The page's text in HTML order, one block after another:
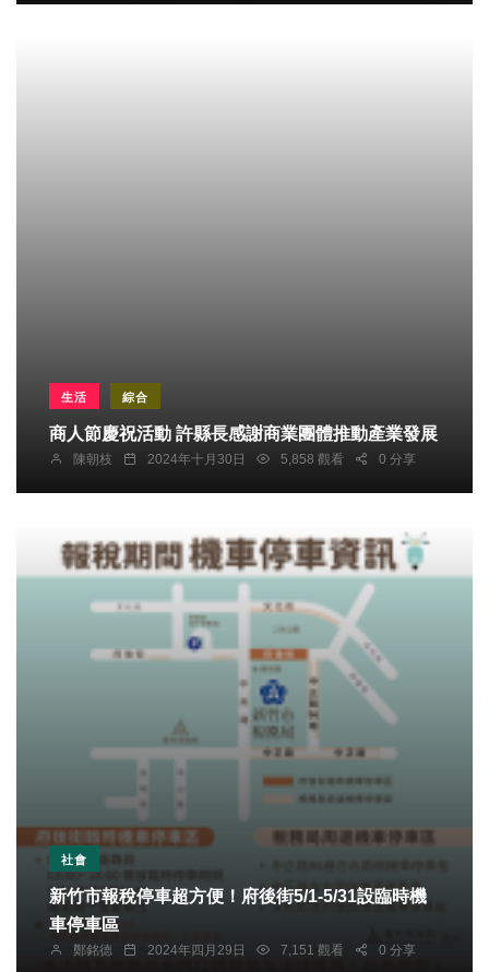
生活 綜合
商人節慶祝活動 許縣長感謝商業團體推動產業發展
陳朝枝 2024年十月30日 5,858 觀看 0 分享
社會
新竹市報稅停車超方便！府後街5/1-5/31設臨時機
車停車區
鄭銘德 2024年四月29日 7,151 觀看 0 分享